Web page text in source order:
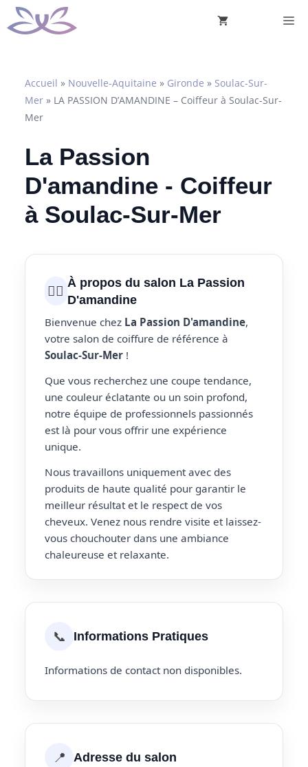
Aller
au
Accueil » Nouvelle-Aquitaine » Gironde » Soulac-Sur-
Mer » LA PASSION D’AMANDINE – Coiffeur à Soulac-Sur-
Mer
La Passion
D'amandine - Coiffeur
à Soulac-Sur-Mer
💇‍♀️ À propos du salon La Passion
D'amandine
Bienvenue chez La Passion D'amandine,
votre salon de coiffure de référence à
Soulac-Sur-Mer !
Que vous recherchez une coupe tendance,
une couleur éclatante ou un soin profond,
notre équipe de professionnels passionnés
est là pour vous offrir une expérience
unique.
Nous travaillons uniquement avec des
produits de haute qualité pour garantir le
meilleur résultat et le respect de vos
cheveux. Venez nous rendre visite et laissez-
vous chouchouter dans une ambiance
chaleureuse et relaxante.
📞 Informations Pratiques
Informations de contact non disponibles.
📍 Adresse du salon